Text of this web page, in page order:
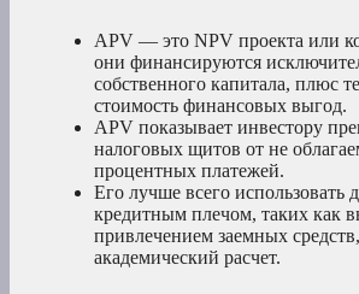
APV — это NPV проекта или
они финансируются
собственного капитала, плюс
стоимость финансовых выгод.
APV показывает инвестору
налоговых щитов от не
процентных платежей.
Его лучше всего использовать
кредитным плечом, таких как
привлечением заемных
академический расчет.